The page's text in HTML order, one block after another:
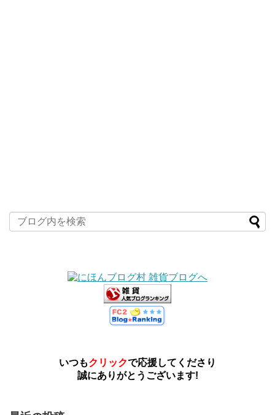
いつもクリックで応援してくださり
誠にありがとうございます!